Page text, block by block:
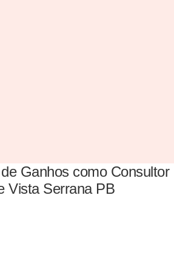
Ganhos como Consultor
Vista Serrana PB